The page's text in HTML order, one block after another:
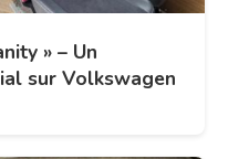
» – Un
sur Volkswagen